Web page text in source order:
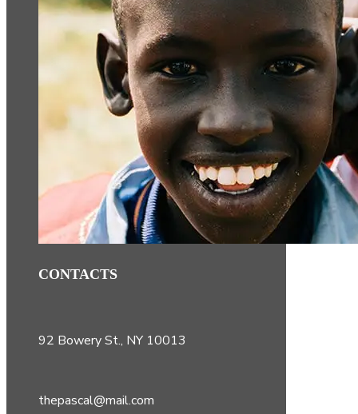
CONTACTS
92 Bowery St., NY 10013
thepascal@mail.com